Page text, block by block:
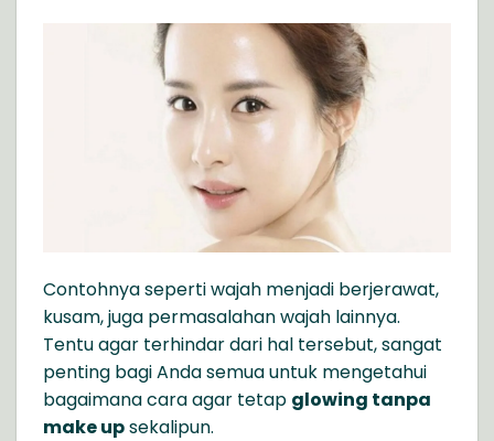
Contohnya seperti wajah menjadi berjerawat,
kusam, juga permasalahan wajah lainnya.
Tentu agar terhindar dari hal tersebut, sangat
penting bagi Anda semua untuk mengetahui
bagaimana cara agar tetap glowing tanpa
make upsekalipun.